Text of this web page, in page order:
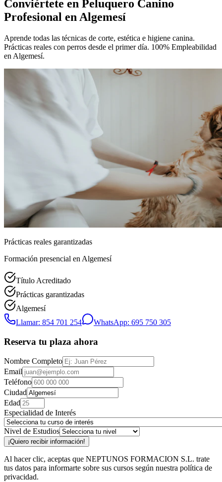
Conviértete en Peluquero Canino
Profesional en Algemesí
Aprende todas las técnicas de corte, estética e higiene canina.
Prácticas reales con perros desde el primer día. 100% Empleabilidad
en Algemesí.
Prácticas reales garantizadas
Formación presencial en Algemesí
Título Acreditado
Prácticas garantizadas
Algemesí
Llamar: 854 701 254
WhatsApp: 695 750 305
Reserva tu plaza ahora
Nombre Completo
Email
Teléfono
Ciudad
Edad
Especialidad de Interés
Nivel de Estudios
¡Quiero recibir información!
Al hacer clic, aceptas que NEPTUNOS FORMACION S.L. trate
tus datos para informarte sobre sus cursos según nuestra política de
privacidad.